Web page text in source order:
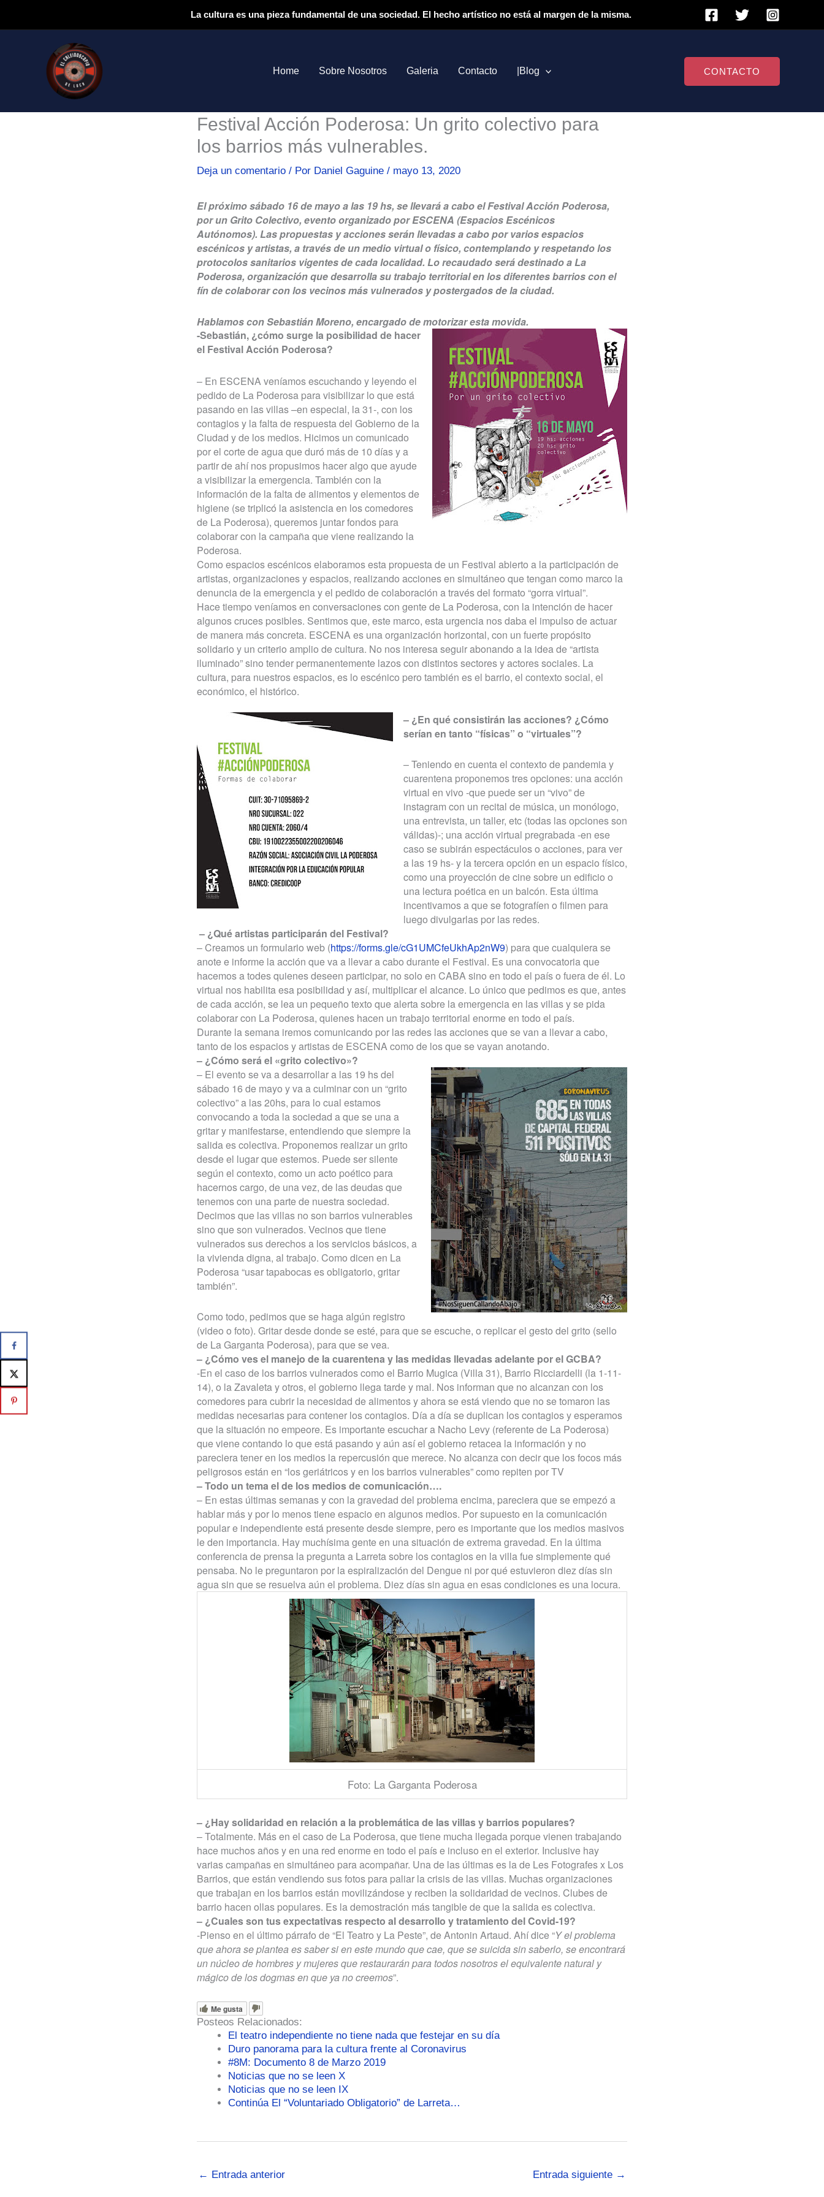
contenido
La cultura es una pieza fundamental de una sociedad. El hecho artístico no está al margen de la misma.
Home Sobre Nosotros Galeria Contacto |Blog CONTACTO
Festival Acción Poderosa: Un grito colectivo para
los barrios más vulnerables.
Deja un comentario / Por Daniel Gaguine / mayo 13, 2020
El próximo sábado 16 de mayo a las 19 hs, se llevará a cabo el Festival Acción Poderosa,
por un Grito Colectivo, evento organizado por ESCENA (Espacios Escénicos
Autónomos). Las propuestas y acciones serán llevadas a cabo por varios espacios
escénicos y artistas, a través de un medio virtual o físico, contemplando y respetando los
protocolos sanitarios vigentes de cada localidad. Lo recaudado será destinado a La
Poderosa, organización que desarrolla su trabajo territorial en los diferentes barrios con el
fín de colaborar con los vecinos más vulnerados y postergados de la ciudad.
Hablamos con Sebastián Moreno, encargado de motorizar esta movida.
-Sebastián, ¿cómo surge la posibilidad de hacer
el Festival Acción Poderosa?
– En ESCENA veníamos escuchando y leyendo el
pedido de La Poderosa para visibilizar lo que está
pasando en las villas –en especial, la 31-, con los
contagios y la falta de respuesta del Gobierno de la
Ciudad y de los medios. Hicimos un comunicado
por el corte de agua que duró más de 10 días y a
partir de ahí nos propusimos hacer algo que ayude
a visibilizar la emergencia. También con la
información de la falta de alimentos y elementos de
higiene (se triplicó la asistencia en los comedores
de La Poderosa), queremos juntar fondos para
colaborar con la campaña que viene realizando la
Poderosa.
Como espacios escénicos elaboramos esta propuesta de un Festival abierto a la participación de
artistas, organizaciones y espacios, realizando acciones en simultáneo que tengan como marco la
denuncia de la emergencia y el pedido de colaboración a través del formato “gorra virtual”.
Hace tiempo veníamos en conversaciones con gente de La Poderosa, con la intención de hacer
algunos cruces posibles. Sentimos que, este marco, esta urgencia nos daba el impulso de actuar
de manera más concreta. ESCENA es una organización horizontal, con un fuerte propósito
solidario y un criterio amplio de cultura. No nos interesa seguir abonando a la idea de “artista
iluminado” sino tender permanentemente lazos con distintos sectores y actores sociales. La
cultura, para nuestros espacios, es lo escénico pero también es el barrio, el contexto social, el
económico, el histórico.
– ¿En qué consistirán las acciones? ¿Cómo
serían en tanto “físicas” o “virtuales”?
– Teniendo en cuenta el contexto de pandemia y
cuarentena proponemos tres opciones: una acción
virtual en vivo -que puede ser un “vivo” de
instagram con un recital de música, un monólogo,
una entrevista, un taller, etc (todas las opciones son
válidas)-; una acción virtual pregrabada -en ese
caso se subirán espectáculos o acciones, para ver
a las 19 hs- y la tercera opción en un espacio físico,
como una proyección de cine sobre un edificio o
una lectura poética en un balcón. Esta última
incentivamos a que se fotografíen o filmen para
luego divulgarlas por las redes.
– ¿Qué artistas participarán del Festival?
– Creamos un formulario web (https://forms.gle/cG1UMCfeUkhAp2nW9) para que cualquiera se
anote e informe la acción que va a llevar a cabo durante el Festival. Es una convocatoria que
hacemos a todes quienes deseen participar, no solo en CABA sino en todo el país o fuera de él. Lo
virtual nos habilita esa posibilidad y así, multiplicar el alcance. Lo único que pedimos es que, antes
de cada acción, se lea un pequeño texto que alerta sobre la emergencia en las villas y se pida
colaborar con La Poderosa, quienes hacen un trabajo territorial enorme en todo el país.
Durante la semana iremos comunicando por las redes las acciones que se van a llevar a cabo,
tanto de los espacios y artistas de ESCENA como de los que se vayan anotando.
– ¿Cómo será el «grito colectivo»?
– El evento se va a desarrollar a las 19 hs del
sábado 16 de mayo y va a culminar con un “grito
colectivo” a las 20hs, para lo cual estamos
convocando a toda la sociedad a que se una a
gritar y manifestarse, entendiendo que siempre la
salida es colectiva. Proponemos realizar un grito
desde el lugar que estemos. Puede ser silente
según el contexto, como un acto poético para
hacernos cargo, de una vez, de las deudas que
tenemos con una parte de nuestra sociedad.
Decimos que las villas no son barrios vulnerables
sino que son vulnerados. Vecinos que tiene
vulnerados sus derechos a los servicios básicos, a
la vivienda digna, al trabajo. Como dicen en La
Poderosa “usar tapabocas es obligatorio, gritar
también”.
Como todo, pedimos que se haga algún registro
(video o foto). Gritar desde donde se esté, para que se escuche, o replicar el gesto del grito (sello
de La Garganta Poderosa), para que se vea.
– ¿Cómo ves el manejo de la cuarentena y las medidas llevadas adelante por el GCBA?
-En el caso de los barrios vulnerados como el Barrio Mugica (Villa 31), Barrio Ricciardelli (la 1-11-
14), o la Zavaleta y otros, el gobierno llega tarde y mal. Nos informan que no alcanzan con los
comedores para cubrir la necesidad de alimentos y ahora se está viendo que no se tomaron las
medidas necesarias para contener los contagios. Día a día se duplican los contagios y esperamos
que la situación no empeore. Es importante escuchar a Nacho Levy (referente de La Poderosa)
que viene contando lo que está pasando y aún así el gobierno retacea la información y no
pareciera tener en los medios la repercusión que merece. No alcanza con decir que los focos más
peligrosos están en “los geriátricos y en los barrios vulnerables” como repiten por TV
– Todo un tema el de los medios de comunicación….
– En estas últimas semanas y con la gravedad del problema encima, pareciera que se empezó a
hablar más y por lo menos tiene espacio en algunos medios. Por supuesto en la comunicación
popular e independiente está presente desde siempre, pero es importante que los medios masivos
le den importancia. Hay muchísima gente en una situación de extrema gravedad. En la última
conferencia de prensa la pregunta a Larreta sobre los contagios en la villa fue simplemente qué
pensaba. No le preguntaron por la espiralización del Dengue ni por qué estuvieron diez días sin
agua sin que se resuelva aún el problema. Diez días sin agua en esas condiciones es una locura.
Foto: La Garganta Poderosa
– ¿Hay solidaridad en relación a la problemática de las villas y barrios populares?
– Totalmente. Más en el caso de La Poderosa, que tiene mucha llegada porque vienen trabajando
hace muchos años y en una red enorme en todo el país e incluso en el exterior. Inclusive hay
varias campañas en simultáneo para acompañar. Una de las últimas es la de Les Fotografes x Los
Barrios, que están vendiendo sus fotos para paliar la crisis de las villas. Muchas organizaciones
que trabajan en los barrios están movilizándose y reciben la solidaridad de vecinos. Clubes de
barrio hacen ollas populares. Es la demostración más tangible de que la salida es colectiva.
– ¿Cuales son tus expectativas respecto al desarrollo y tratamiento del Covid-19?
-Pienso en el último párrafo de “El Teatro y La Peste”, de Antonin Artaud. Ahí dice “Y el problema
que ahora se plantea es saber si en este mundo que cae, que se suicida sin saberlo, se encontrará
un núcleo de hombres y mujeres que restaurarán para todos nosotros el equivalente natural y
mágico de los dogmas en que ya no creemos”.
Me gusta
Posteos Relacionados:
El teatro independiente no tiene nada que festejar en su día
Duro panorama para la cultura frente al Coronavirus
#8M: Documento 8 de Marzo 2019
Noticias que no se leen X
Noticias que no se leen IX
Continúa El “Voluntariado Obligatorio” de Larreta…
← Entrada anterior Entrada siguiente →